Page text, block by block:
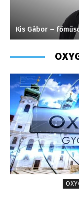
Kis Gábor –